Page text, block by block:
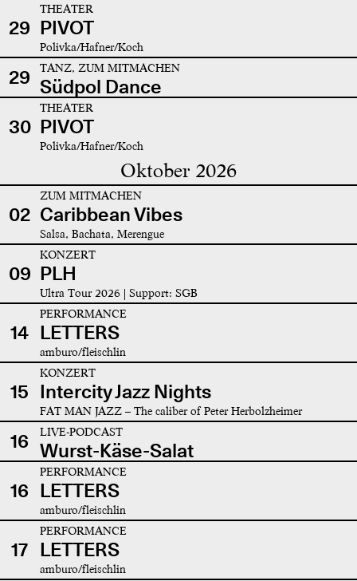
29
THEATER
PIVOT
Polivka/Hafner/Koch
29 TANZ, ZUM MITMACHEN
Südpol Dance
30
THEATER
PIVOT
Polivka/Hafner/Koch
Oktober 2026
02
ZUM MITMACHEN
Caribbean Vibes
Salsa, Bachata, Merengue
09
KONZERT
PLH
Ultra Tour 2026 | Support: SGB
14
PERFORMANCE
LETTERS
amburo/fleischlin
15
KONZERT
Intercity Jazz Nights
FAT MAN JAZZ – The caliber of Peter Herbolzheimer
16 LIVE-PODCAST
Wurst-Käse-Salat
16
PERFORMANCE
LETTERS
amburo/fleischlin
17
PERFORMANCE
LETTERS
amburo/fleischlin